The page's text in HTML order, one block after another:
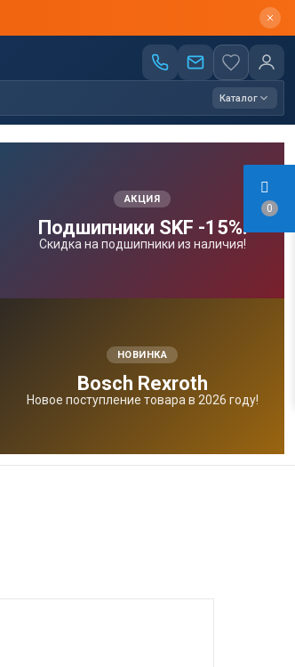
0
Каталог
АКЦИЯ
Подшипники SKF -15%!
Скидка на подшипники из наличия!
НОВИНКА
Bosсh Rexroth
Новое поступление товара в 2026 году!